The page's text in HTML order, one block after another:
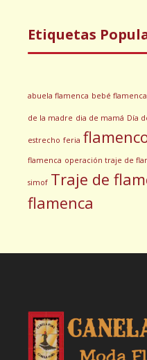
Etiquetas
abuela flamenca bebé flamenca
de la madre dia de mamá Día
estrecho feria
flamenca operación traje de
simof Traje de
flamenca